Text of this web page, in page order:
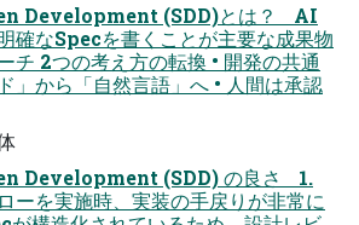
Development (SDD)とは？ AI
確なSpecを書くことが主要な成果物
チ 2つの考え⽅の転換 • 開発の共通
」から「自然言語」へ • 人間は承認
Development (SDD) の良さ 1.
ーを実施時、実装の⼿戻りが⾮常に